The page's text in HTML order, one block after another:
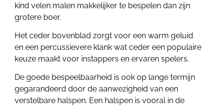
kind velen malen makkelijker te bespelen dan zijn
grotere boer.
Het ceder bovenblad zorgt voor een warm geluid
en een percussievere klank wat ceder een populaire
keuze maakt voor instappers en ervaren spelers.
De goede bespeelbaarheid is ook op lange termijn
gegarandeerd door de aanwezigheid van een
verstelbare halspen. Een halspen is vooral in de